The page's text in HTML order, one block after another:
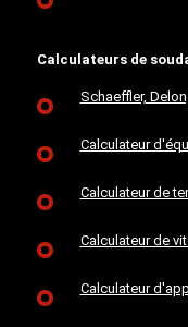
Calculateurs de
Schaeffler,
Calculateur
Calculateur de
Calculateur de
Calculateur